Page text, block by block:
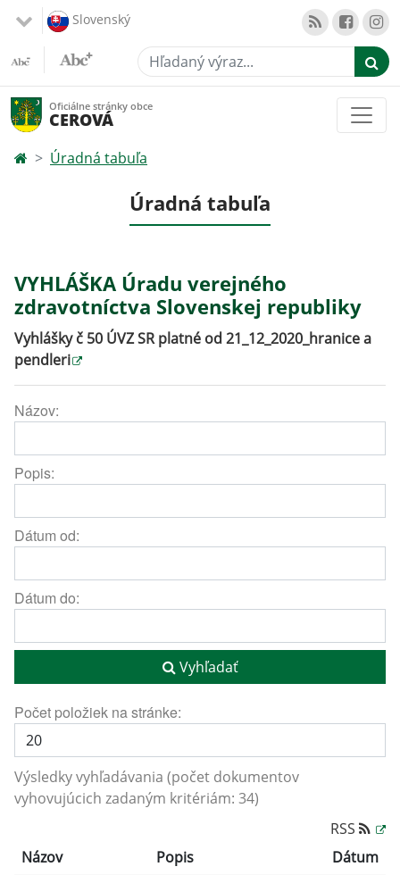
Slovenský
Hľadaný výraz...
Oficiálne stránky obce
CEROVÁ
Úradná tabuľa
Úradná tabuľa
VYHLÁŠKA Úradu verejného
zdravotníctva Slovenskej republiky
Vyhlášky č 50 ÚVZ SR platné od 21_12_2020_hranice a
pendleri
Názov:
Popis:
Dátum od:
Dátum do:
Vyhľadať
Počet položiek na stránke:
Výsledky vyhľadávania (počet dokumentov
vyhovujúcich zadaným kritériám: 34)
RSS
Názov
Popis
Dátum